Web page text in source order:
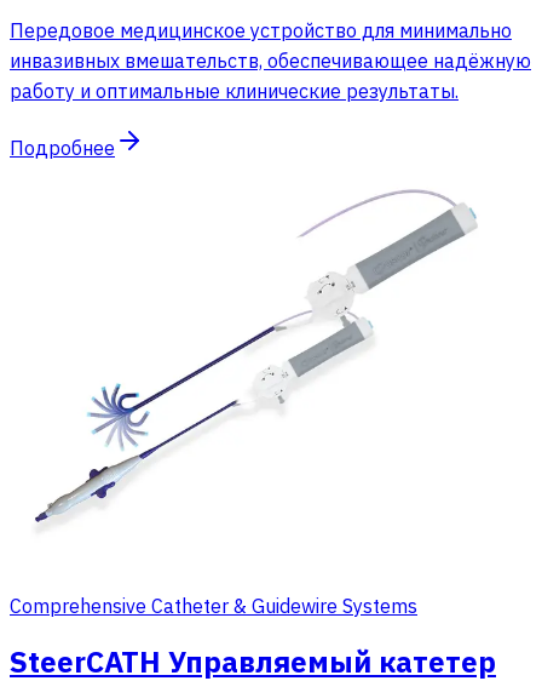
Передовое медицинское устройство для минимально
инвазивных вмешательств, обеспечивающее надёжную
работу и оптимальные клинические результаты.
Подробнее
Comprehensive Catheter & Guidewire Systems
SteerCATH Управляемый катетер